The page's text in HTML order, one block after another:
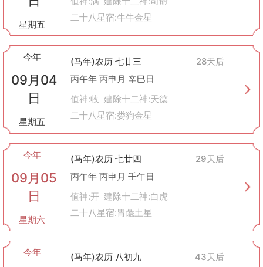
子则不适合进行此类活动。
季节调整：根据四季变化来调整牧养策略。例如，在冬季加强保暖
措施，在夏季注意防暑降温，这些都是为了保证动物健康生长。
疾病预防
工作。古人认为某些天文现象会影响动物的健康状况。
4. 现代视角下的牧养
尽管现代社会已经发生了巨大变化，但“牧养”的概念仍然存在于现
代农业生产和人们的日常生活中。不过，今天的牧养更加注重科学
管理和环境保护，强调可持续发展。例如，在选择品种时会考虑遗
传学因素；在饲养过程中会使用营养均衡的饲料；在健康管理方面
则依赖兽医科学来预防和治疗疾病。尽管如此，在一些地区特别是
农村地区，人们还是会参照黄历上的提示来安排自己的牧养活动，
“牧养”作为黄历中的一个重要概念，不仅反映了中国古代人们对自
然规律的认识和尊重，也体现了他们在长期生产实践中积累的经验
智慧。即使是在今天，这一概念仍然在某种程度上影响着人们的生
活方式和思维方式。
星期五
二十八星宿:牛牛金星
今年
09月04
日
星期五
(马年)农历 七廿三
28天后
丙午年 丙申月 辛巳日
值神:收 建除十二神:天德
二十八星宿:娄狗金星
今年
09月05
日
星期六
(马年)农历 七廿四
29天后
丙午年 丙申月 壬午日
值神:开 建除十二神:白虎
二十八星宿:胃彘土星
今年 (马年)农历 八初九
43天后